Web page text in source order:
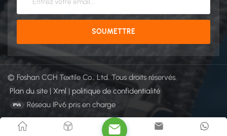
© Foshan CCH Textile Co., Ltd. Tous droits réservés.
Plan du site | Xml | politique de confidentialité
Réseau IPv6 pris en charge